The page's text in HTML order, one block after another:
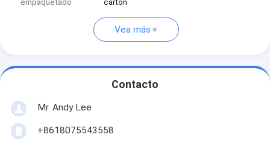
empaquetado
cartón
Vea más
Contacto
Mr. Andy Lee
+8618075543558